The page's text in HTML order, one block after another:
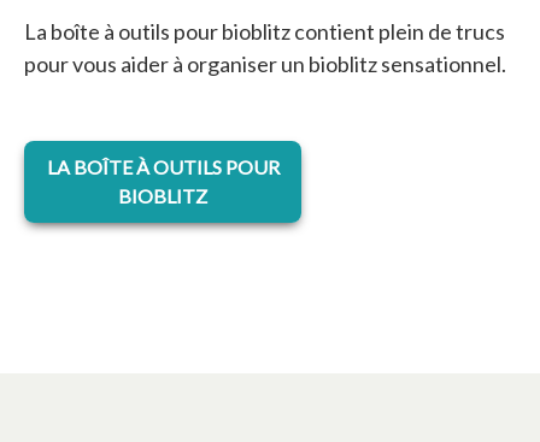
La boîte à outils pour bioblitz contient plein de trucs
pour vous aider à organiser un bioblitz sensationnel.
LA BOÎTE À OUTILS POUR
BIOBLITZ
s’ouvre dans un nouvel onglet